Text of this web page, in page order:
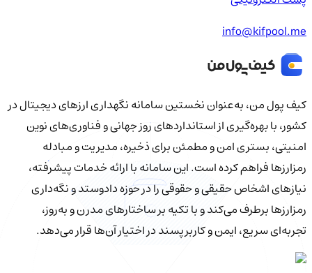
info@kifpool.me
کیف‌ پول من، به‌عنوان نخستین سامانه نگهداری ارزهای دیجیتال در
کشور، با بهره‌گیری از استانداردهای روز جهانی و فناوری‌های نوین
امنیتی، بستری امن و مطمئن برای ذخیره، مدیریت و مبادله
رمزارزها فراهم کرده است. این سامانه با ارائه خدمات پیشرفته،
نیازهای اشخاص حقیقی و حقوقی را در حوزه دادوستد و نگه‌داری
رمزارزها برطرف می‌کند و با تکیه بر ساختارهای مدرن و به‌روز،
تجربه‌ای سریع، ایمن و کاربرپسند در اختیار آن‌ها قرار می‌دهد.